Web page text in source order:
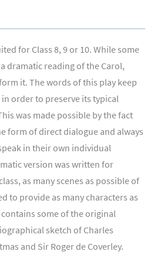
for Class 8, 9 or 10. While some
dramatic reading of the Carol,
it. The words of this play keep
in order to preserve its typical
was made possible by the fact
form of direct dialogue and always
in their own individual
version was written for
as many scenes as possible of
to provide as many characters as
some of the original
sketch of Charles
and Sir Roger de Coverley.